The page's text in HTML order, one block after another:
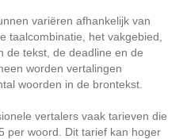
variëren afhankelijk van
taalcombinatie, het vakgebied,
de tekst, de deadline en de
worden vertalingen
woorden in de brontekst.
vertalers vaak tarieven die
per woord. Dit tarief kan hoger